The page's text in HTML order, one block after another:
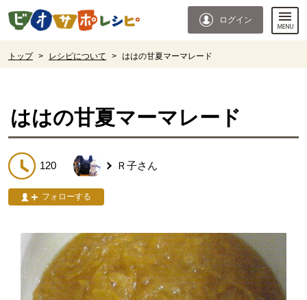
ページの先頭です。
ログイン
トップ > レシピについて > ははの甘夏マーマレード
ははの甘夏マーマレード
120 Ｒ子さん
フォローする